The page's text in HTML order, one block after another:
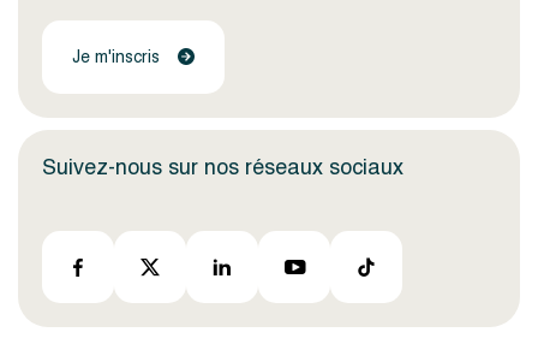
Je m'inscris
Suivez-nous sur nos réseaux sociaux